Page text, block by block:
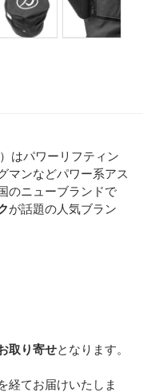
はパワーリフティン
マンなどパワー系アス
のニューブランドで
が話題の人気ブラン
取り寄せとなります。
経てお届けいたしま